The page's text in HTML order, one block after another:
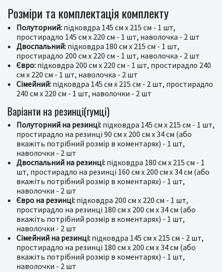
Розміри та комплектація комплекту
Полуторний: підковдра 145 см х 215 см - 1 шт,
простирадло 145 см х 220 см - 1 шт, наволочка - 2 шт
Двоспальний: підковдра 180 см х 215 см - 1 шт,
простирадло 200 см х 220 см - 1 шт, наволочка - 2 шт
Євро: підковдра 200 см х 220 см - 1 шт, простирадло 240
см х 220 см - 1 шт, наволочка - 2 шт
Сімейний: підковдра 145 см х 215 см - 2 шт, простирадло
240 см х 220 см - 1 шт, наволочки - 2 шт
Варіанти на резинці(гумці)
Полуторний на резинці: підковдра 145 см х 215 см - 1 шт,
простирадло на резинці 90 см х 200 см х 34 см (або
вкажіть потрібний розмір в коментарях) - 1 шт,
наволочки - 2 шт
Двоспальний на резинці: підковдра 180 см х 215 см - 1
шт, простирадло на резинці 160 см х 200 см х 34 см (або
вкажіть потрібний розмір в коментарях) - 1 шт,
наволочки - 2 шт
Євро на резинці: підковдра 200 см х 220 см - 1 шт,
простирадло на резинці 180 см х 200 см х 34 см (або
вкажіть потрібний розмір в коментарях) - 1 шт,
наволочки - 2 шт
Сімейний на резинці: підковдра 145 см х 215 см - 2 шт,
простирадло на резинці 180 см х 200 см х 34 см (або
вкажіть потрібний розмір в коментарях) - 1 шт,
наволочки - 2 шт